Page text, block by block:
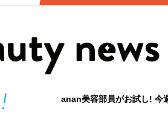
anan美容部員がお試し! 今